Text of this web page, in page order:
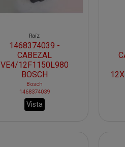
Raíz
1468374039 -
CABEZAL
VE4/12F1150L980
BOSCH
Bosch
1468374039
Vista